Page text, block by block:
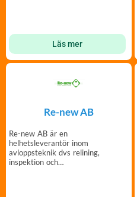
Läs mer
Re-new AB
Re-new AB är en
helhetsleverantör inom
avloppsteknik dvs relining,
inspektion och